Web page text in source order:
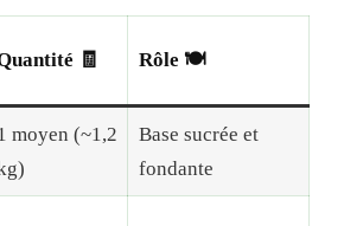
🧾 Rôle 🍽️
moyen (~1,2
Base sucrée et
fondante